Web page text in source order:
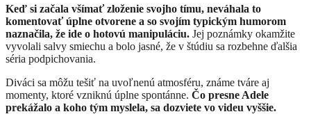
Keď si začala všímať zloženie svojho tímu, neváhala to
komentovať úplne otvorene a so svojím typickým humorom
naznačila, že ide o hotovú manipuláciu. Jej poznámky okamžite
vyvolali salvy smiechu a bolo jasné, že v štúdiu sa rozbehne ďalšia
séria podpichovania.
Diváci sa môžu tešiť na uvoľnenú atmosféru, známe tváre aj
momenty, ktoré vzniknú úplne spontánne. Čo presne Adele
prekážalo a koho tým myslela, sa dozviete vo videu vyššie.